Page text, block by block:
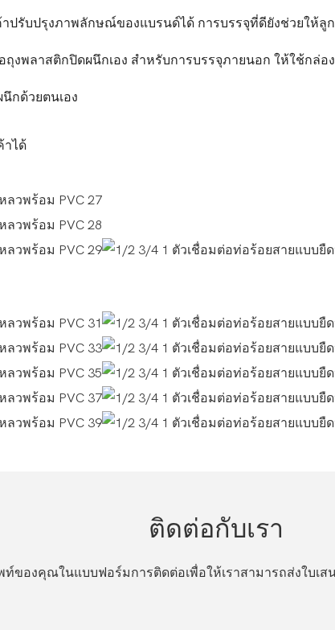
ปรับปรุงภาพลักษณ์ของแบรนด์ได้ การบรรจุที่ดียังช่วยให้ลู
ถุงพลาสติกปิดผนึกเอง สำหรับการบรรจุภายนอก ให้ใช้กล่
กด้วยตนเอง
าได้
ติดต่อกับเรา
ท์ของคุณในแบบฟอร์มการติดต่อเพื่อให้เราสามารถส่งใบเ